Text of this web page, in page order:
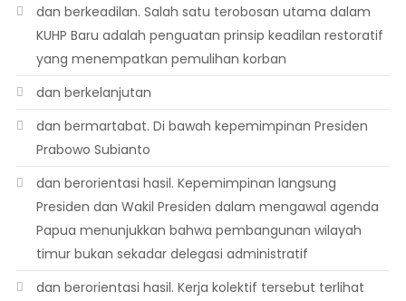
dan berkeadilan. Salah satu terobosan utama dalam
KUHP Baru adalah penguatan prinsip keadilan restoratif
yang menempatkan pemulihan korban
dan berkelanjutan
dan bermartabat. Di bawah kepemimpinan Presiden
Prabowo Subianto
dan berorientasi hasil. Kepemimpinan langsung
Presiden dan Wakil Presiden dalam mengawal agenda
Papua menunjukkan bahwa pembangunan wilayah
timur bukan sekadar delegasi administratif
dan berorientasi hasil. Kerja kolektif tersebut terlihat